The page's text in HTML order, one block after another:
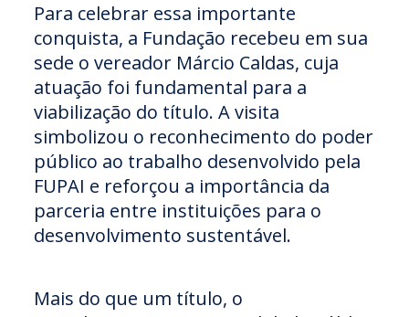
Para celebrar essa importante
conquista, a Fundação recebeu em sua
sede o vereador Márcio Caldas, cuja
atuação foi fundamental para a
viabilização do título. A visita
simbolizou o reconhecimento do poder
público ao trabalho desenvolvido pela
FUPAI e reforçou a importância da
parceria entre instituições para o
desenvolvimento sustentável.
Mais do que um título, o